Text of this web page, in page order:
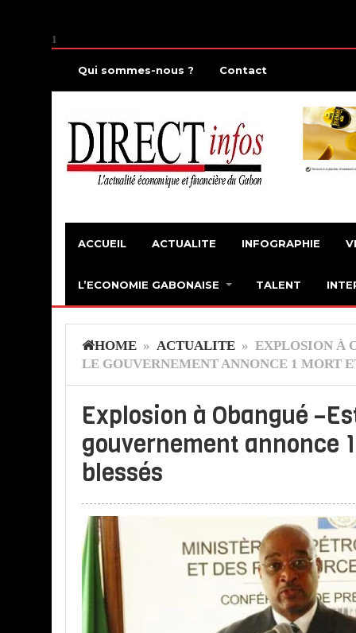
1
Qui sommes-nous ? Contact
ACCUEIL ACTUALITE INFOGRAPHIE
L’ECONOMIE GABONAISE TALENT
HOME » ACTUALITE » EXPLOSION À
LE GOUVERNEMENT ANNONCE 1 MORT
Explosion à Obangué
gouvernement annonce
blessés